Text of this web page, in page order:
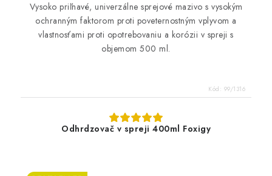
Vysoko priľnavé, univerzálne sprejové mazivo s vysokým
ochranným faktorom proti poveternostným vplyvom a
vlastnosťami proti opotrebovaniu a korózii v spreji s
objemom 500 ml.
Kód: 99/1316
Odhrdzovač v spreji 400ml Foxigy